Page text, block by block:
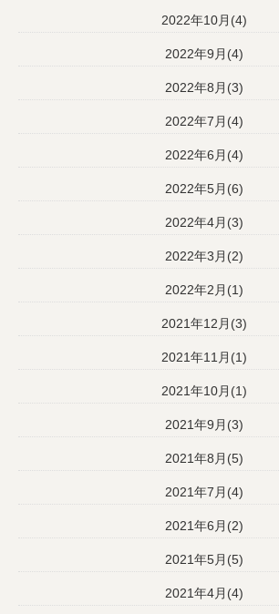
2022年10月(4)
2022年9月(4)
2022年8月(3)
2022年7月(4)
2022年6月(4)
2022年5月(6)
2022年4月(3)
2022年3月(2)
2022年2月(1)
2021年12月(3)
2021年11月(1)
2021年10月(1)
2021年9月(3)
2021年8月(5)
2021年7月(4)
2021年6月(2)
2021年5月(5)
2021年4月(4)